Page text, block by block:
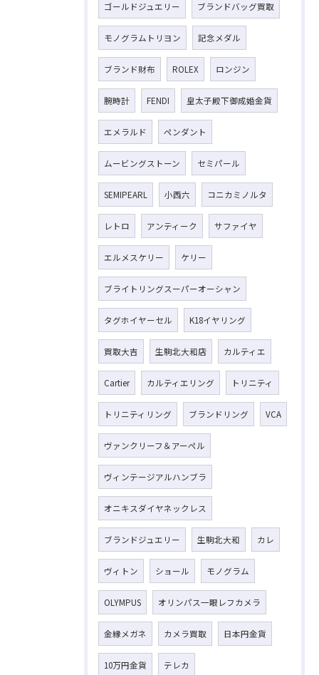
ゴールドジュエリー ブランドバッグ買取
モノグラムトリヨン 記念メダル
ブランド財布 ROLEX ロンジン
腕時計 FENDI 皇太子殿下御成婚金貨
エメラルド ペンダント
ムービングストーン セミパール
SEMIPEARL 小西六 コニカミノルタ
レトロ アンティーク サファイヤ
エルメスケリー ケリー
ブライトリングスーパーオーシャン
タグホイヤーセル K18イヤリング
買取大吉 生駒北大和店 カルティエ
Cartier カルティエリング トリニティ
トリニティリング ブランドリング VCA
ヴァンクリーフ＆アーペル
ヴィンテージアルハンブラ
オニキスダイヤネックレス
ブランドジュエリー 生駒北大和 カレ
ヴィトン ショール モノグラム
OLYMPUS オリンパス一眼レフカメラ
金縁メガネ カメラ買取 日本円金貨
10万円金貨 テレカ